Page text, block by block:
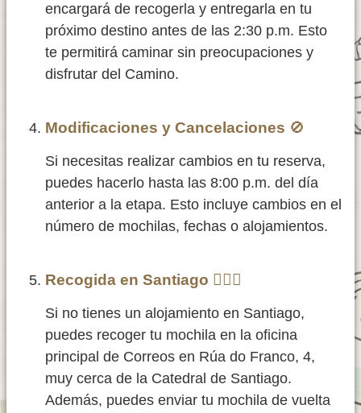
encargará de recogerla y entregarla en tu
próximo destino antes de las 2:30 p.m. Esto
te permitirá caminar sin preocupaciones y
disfrutar del Camino.
Modificaciones y Cancelaciones 🚫
Si necesitas realizar cambios en tu reserva,
puedes hacerlo hasta las 8:00 p.m. del día
anterior a la etapa. Esto incluye cambios en el
número de mochilas, fechas o alojamientos.
Recogida en Santiago 🚵🏻‍♂️
Si no tienes un alojamiento en Santiago,
puedes recoger tu mochila en la oficina
principal de Correos en Rúa do Franco, 4,
muy cerca de la Catedral de Santiago.
Además, puedes enviar tu mochila de vuelta